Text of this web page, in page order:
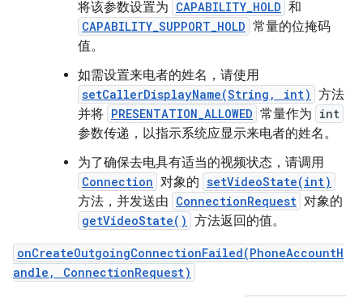
将该参数设置为 CAPABILITY_HOLD 和
CAPABILITY_SUPPORT_HOLD 常量的位掩码
值。
如需设置来电者的姓名，请使用
setCallerDisplayName(String, int) 方法
并将 PRESENTATION_ALLOWED 常量作为 int
参数传递，以指示系统应显示来电者的姓名。
为了确保去电具有适当的视频状态，请调用
Connection 对象的 setVideoState(int)
方法，并发送由 ConnectionRequest 对象的
getVideoState() 方法返回的值。
onCreateOutgoingConnectionFailed(PhoneAccountH
andle, ConnectionRequest)